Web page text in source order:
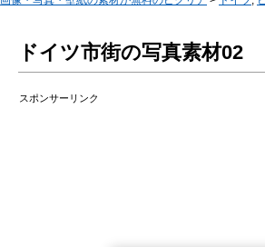
ドイツ市街の写真素材02
スポンサーリンク